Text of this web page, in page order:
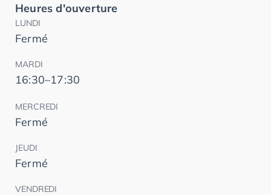
Heures d'ouverture
LUNDI
Fermé
MARDI
16:30–17:30
MERCREDI
Fermé
JEUDI
Fermé
VENDREDI